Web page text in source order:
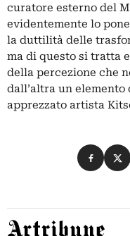
curatore esterno del
evidentemente lo
la duttilità delle
ma di questo si tratta
della percezione che
dall’altra un
apprezzato artista
Artribune